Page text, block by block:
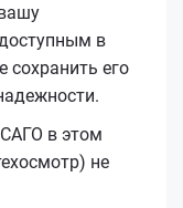
в
сохранить его
в этом
не